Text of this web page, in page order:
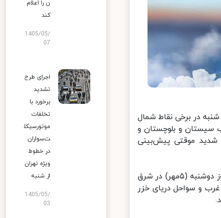
در برخی نقاط شمال
سیستان و بلوچستان و
شدید موقتی پیش‌بینی
وی افزود: همین شرایط روز یکشنبه(۴مهر) در گیلان، مازندران و گلستان و روز دوشنبه (۵مهر) در شرق
در برخی نقاط شمال غرب و سواحل دریای خزر
ن را اعلام
کند
1405/05/
07
اجرای طرح
تشدید
برخورد با
تخلفات
موتورسیکل
ت‌سواران
در خطوط
ویژه تهران
از شنبه
1405/05/
03